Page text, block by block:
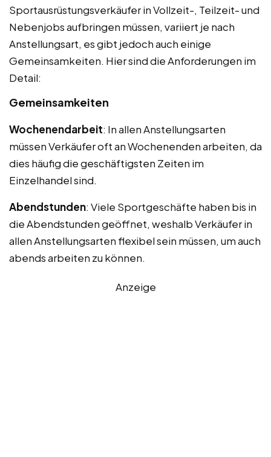
Sportausrüstungsverkäufer in Vollzeit-, Teilzeit- und
Nebenjobs aufbringen müssen, variiert je nach
Anstellungsart, es gibt jedoch auch einige
Gemeinsamkeiten. Hier sind die Anforderungen im
Detail:
Gemeinsamkeiten
Wochenendarbeit: In allen Anstellungsarten
müssen Verkäufer oft an Wochenenden arbeiten, da
dies häufig die geschäftigsten Zeiten im
Einzelhandel sind.
Abendstunden: Viele Sportgeschäfte haben bis in
die Abendstunden geöffnet, weshalb Verkäufer in
allen Anstellungsarten flexibel sein müssen, um auch
abends arbeiten zu können.
Anzeige